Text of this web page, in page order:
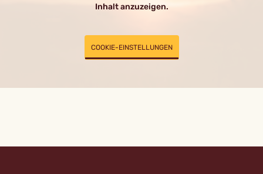
Inhalt anzuzeigen.
COOKIE-EINSTELLUNGEN